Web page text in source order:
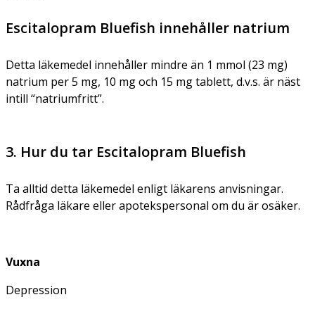
Escitalopram Bluefish innehåller natrium
Detta läkemedel innehåller mindre än 1 mmol (23 mg)
natrium per 5 mg, 10 mg och 15 mg tablett, d.v.s. är näst
intill “natriumfritt”.
3. Hur du tar Escitalopram Bluefish
Ta alltid detta läkemedel enligt läkarens anvisningar.
Rådfråga läkare eller apotekspersonal om du är osäker.
Vuxna
Depression